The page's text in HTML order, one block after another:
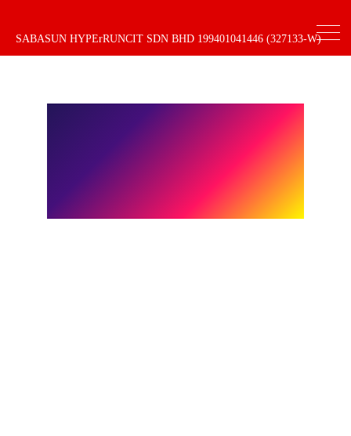
SABASUN HYPErRUNCIT SDN BHD 199401041446 (327133-W)
PROMOSI
BAKAL
BERAKHIR!